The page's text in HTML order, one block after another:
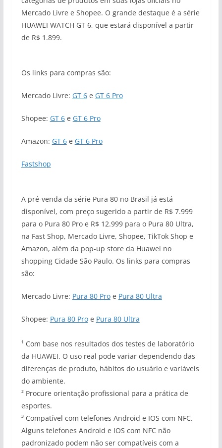
Mercado Livre e Shopee. O grande destaque é a série
HUAWEI WATCH GT 6, que estará disponível a partir
de R$ 1.899.
Os links para compras são:
Mercado Livre: GT 6e GT 6 Pro
Shopee: GT 6e GT 6 Pro
Amazon: GT 6e GT 6 Pro
Fastshop
A pré-venda da série Pura 80 no Brasil já está
disponível, com preço sugerido a partir de R$ 7.999
para o Pura 80 Pro e R$ 12.999 para o Pura 80 Ultra,
na Fast Shop, Mercado Livre, Shopee, TikTok Shop e
Amazon, além da pop-up store da Huawei no
shopping Cidade São Paulo. Os links para compras
são:
Mercado Livre: Pura 80 Proe Pura 80 Ultra
Shopee: Pura 80 Proe Pura 80 Ultra
¹ Com base nos resultados dos testes de laboratório
da HUAWEI. O uso real pode variar dependendo das
diferenças de produto, hábitos do usuário e variáveis
do ambiente.
² Procure orientação profissional para a prática de
esportes.
³ Compatível com telefones Android e IOS com NFC.
Alguns telefones Android e IOS com NFC não
padronizado podem não ser compatíveis com a